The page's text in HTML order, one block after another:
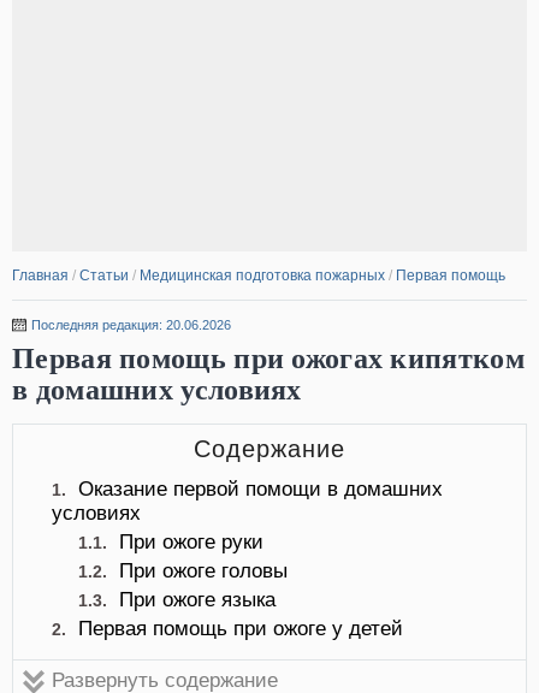
Главная / Статьи / Медицинская подготовка пожарных / Первая помощь
Последняя редакция: 20.06.2026
Первая помощь при ожогах кипятком
в домашних условиях
Содержание
1.
Оказание первой помощи в домашних
условиях
1.1. При ожоге руки
1.2. При ожоге головы
1.3. При ожоге языка
2. Первая помощь при ожоге у детей
Развернуть содержание